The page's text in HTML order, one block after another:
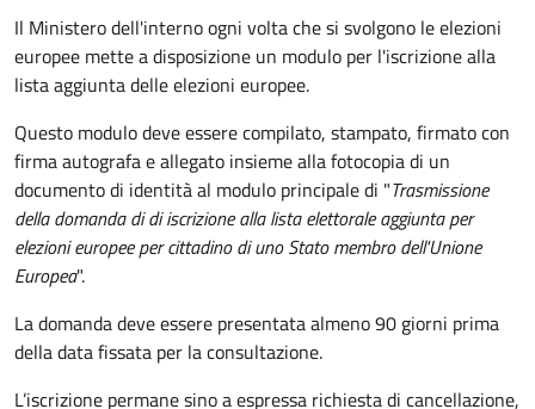
Il Ministero dell'interno ogni volta che si svolgono le elezioni
europee mette a disposizione un modulo per l'iscrizione alla
lista aggiunta delle elezioni europee.
Questo modulo deve essere compilato, stampato, firmato con
firma autografa e allegato insieme alla fotocopia di un
documento di identità al modulo principale di "Trasmissione
della domanda di di iscrizione alla lista elettorale aggiunta per
elezioni europee per cittadino di uno Stato membro dell'Unione
Europea".
La domanda deve essere presentata almeno 90 giorni prima
della data fissata per la consultazione.
L’iscrizione permane sino a espressa richiesta di cancellazione,